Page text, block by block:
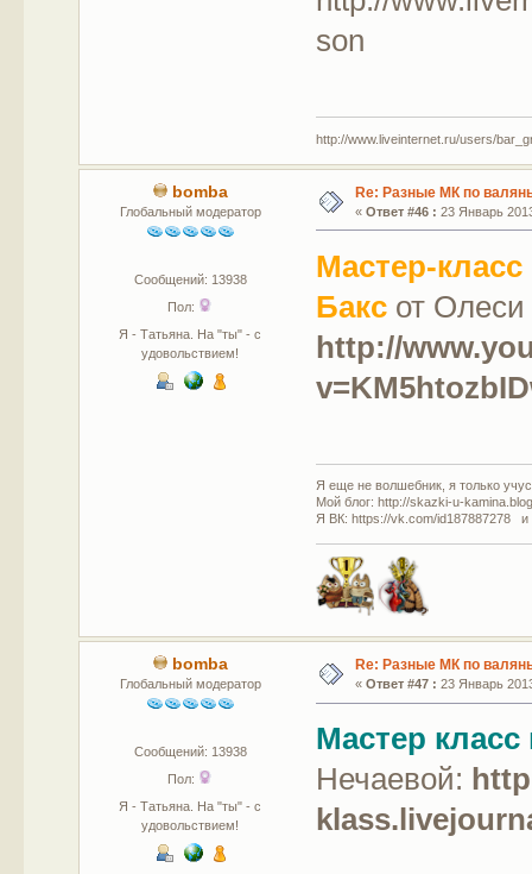
son
http://www.liveinternet.ru/users/
bomba
Глобальный модератор
Сообщений: 13938
Пол:
Я - Татьяна. На "ты" - с
удовольствием!
Re: Разные МК по
« Ответ #46 : 23 Январь
Мастер-
Бакс от
http://
Я еще не волшебник, я только
Мой блог: http://skazki-u-
Я ВК: https://vk.com/id187887278 и
bomba
Глобальный модератор
Сообщений: 13938
Пол:
Я - Татьяна. На "ты" - с
удовольствием!
Re: Разные МК по
« Ответ #47 : 23 Январь
Мастер
Нечаевой: